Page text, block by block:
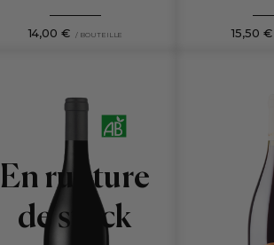
14,00 € / BOUTEILLE 15,50 €
En rupture
de stock